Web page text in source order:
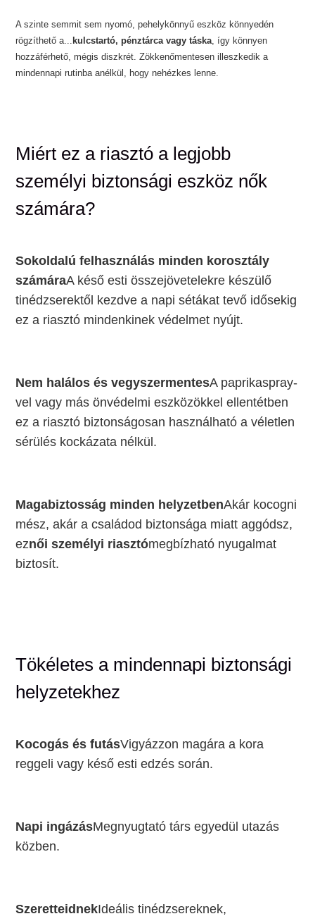
A szinte semmit sem nyomó, pehelykönnyű eszköz könnyedén
rögzíthető a... kulcstartó, pénztárca vagy táska, így könnyen
hozzáférhető, mégis diszkrét. Zökkenőmentesen illeszkedik a
mindennapi rutinba anélkül, hogy nehézkes lenne.
Miért ez a riasztó a legjobb
személyi biztonsági eszköz nők
számára?
Sokoldalú felhasználás minden korosztály
számáraA késő esti összejövetelekre készülő
tinédzserektől kezdve a napi sétákat tevő idősekig
ez a riasztó mindenkinek védelmet nyújt.
Nem halálos és vegyszermentesA paprikaspray-
vel vagy más önvédelmi eszközökkel ellentétben
ez a riasztó biztonságosan használható a véletlen
sérülés kockázata nélkül.
Magabiztosság minden helyzetbenAkár kocogni
mész, akár a családod biztonsága miatt aggódsz,
eznői személyi riasztómegbízható nyugalmat
biztosít.
Tökéletes a mindennapi biztonsági
helyzetekhez
Kocogás és futásVigyázzon magára a kora
reggeli vagy késő esti edzés során.
Napi ingázásMegnyugtató társ egyedül utazás
közben.
SzeretteidnekIdeális tinédzsereknek,